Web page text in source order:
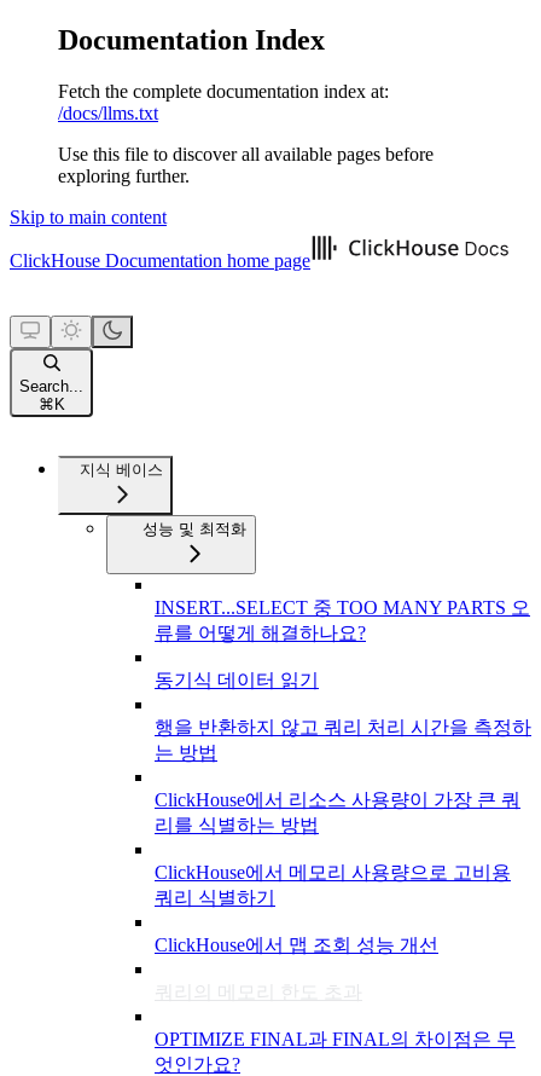
Documentation Index
Fetch the complete documentation index at:
/docs/llms.txt
Use this file to discover all available pages before
exploring further.
Skip to main content
ClickHouse Documentation home page
Search...
⌘ K
지식 베이스
성능 및 최적화
INSERT...SELECT 중 TOO MANY PARTS 오
류를 어떻게 해결하나요?
동기식 데이터 읽기
행을 반환하지 않고 쿼리 처리 시간을 측정하
는 방법
ClickHouse에서 리소스 사용량이 가장 큰 쿼
리를 식별하는 방법
ClickHouse에서 메모리 사용량으로 고비용
쿼리 식별하기
ClickHouse에서 맵 조회 성능 개선
쿼리의 메모리 한도 초과
OPTIMIZE FINAL과 FINAL의 차이점은 무
엇인가요?